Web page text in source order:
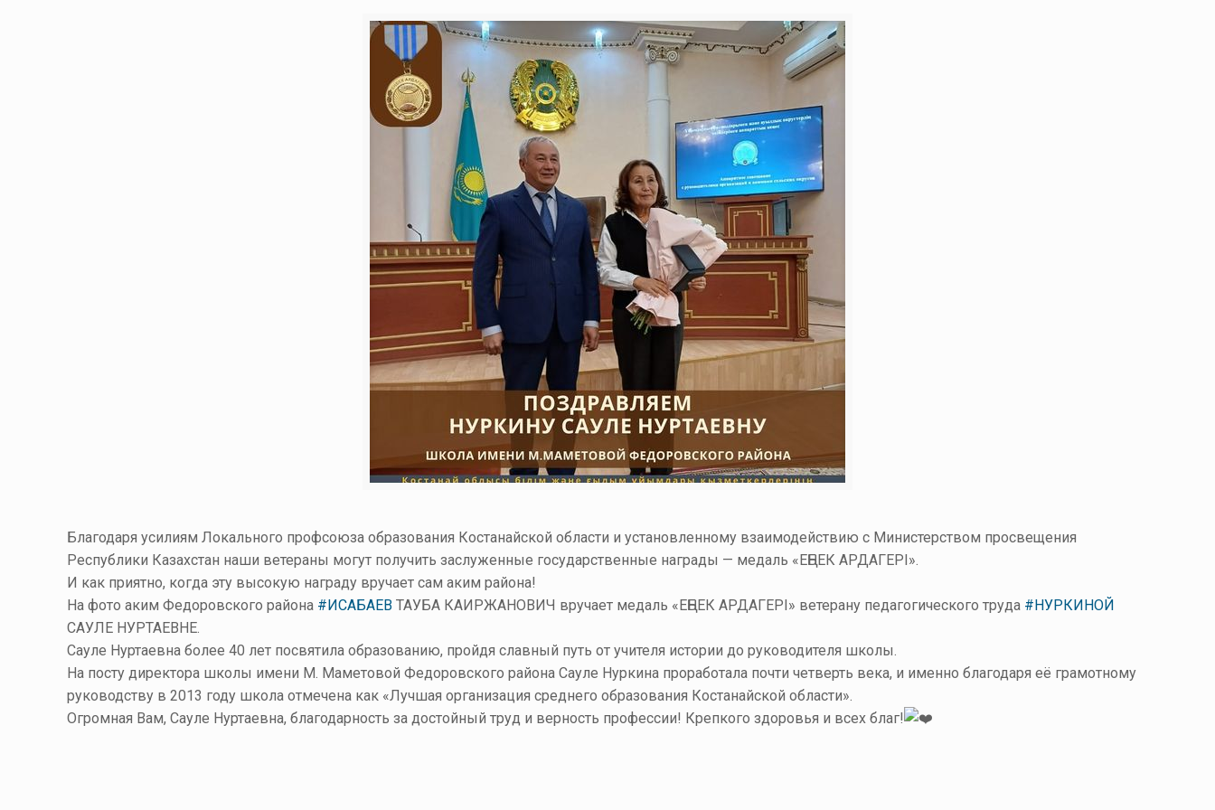
Благодаря усилиям Локального профсоюза образования Костанайской области и установленному взаимодействию с Министерством просвещения
Республики Казахстан наши ветераны могут получить заслуженные государственные награды — медаль «ЕҢБЕК АРДАГЕРІ».
И как приятно, когда эту высокую награду вручает сам аким района!
На фото аким Федоровского района #ИСАБАЕВ ТАУБА КАИРЖАНОВИЧ вручает медаль «ЕҢБЕК АРДАГЕРІ» ветерану педагогического труда #НУРКИНОЙ
САУЛЕ НУРТАЕВНЕ.
Сауле Нуртаевна более 40 лет посвятила образованию, пройдя славный путь от учителя истории до руководителя школы.
На посту директора школы имени М. Маметовой Федоровского района Сауле Нуркина проработала почти четверть века, и именно благодаря её грамотному
руководству в 2013 году школа отмечена как «Лучшая организация среднего образования Костанайской области».
Огромная Вам, Сауле Нуртаевна, благодарность за достойный труд и верность профессии! Крепкого здоровья и всех благ!